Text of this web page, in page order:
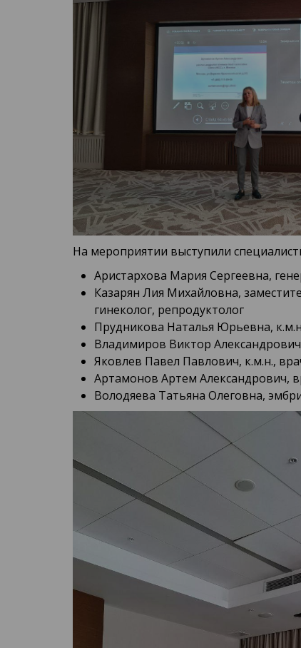
На мероприятии выступили
Аристархова Мария Сергеевна,
Казарян Лия Михайловна,
гинеколог, репродуктолог
Прудникова Наталья Юрьевна,
Владимиров Виктор
Яковлев Павел Павлович, к.м.н.,
Артамонов Артем Александрович,
Володяева Татьяна Олеговна,